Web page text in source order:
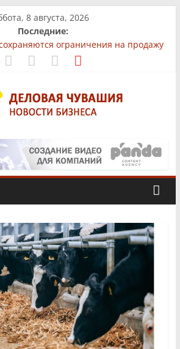
8 августа, 2026
Последние:
ограничения на продажу
всё для роста в одной локации
увеличит производство
вложит 1,3 млрд рублей в